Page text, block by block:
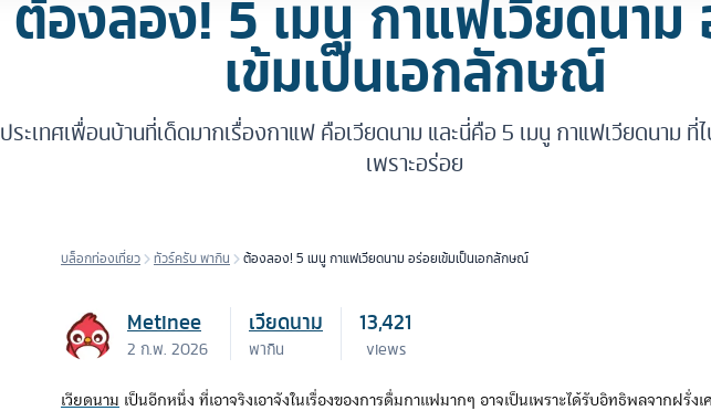
ต้องลอง! 5 เมนู กาแฟเวียดนาม
เข้มเป็นเอกลักษณ์
ประเทศเพื่อนบ้านที่เด็ดมากเรื่องกาแฟ คือเวียดนาม และนี่คือ 5 เมนู กาแฟเวียดนาม ที่
เพราะอร่อย
บล็อกท่องเที่ยว ทัวร์ครับ พากิน ต้องลอง! 5 เมนู กาแฟเวียดนาม อร่อยเข้มเป็นเอกลักษณ์
Metinee
2 ก.พ. 2026
เวียดนาม
พากิน
13,421
views
เวียดนาม เป็นอีกหนึ่ง ที่เอาจริงเอาจังในเรื่องของการดื่มกาแฟมากๆ อาจเป็นเพราะได้รับอิทธิพลจากฝรั่งเ